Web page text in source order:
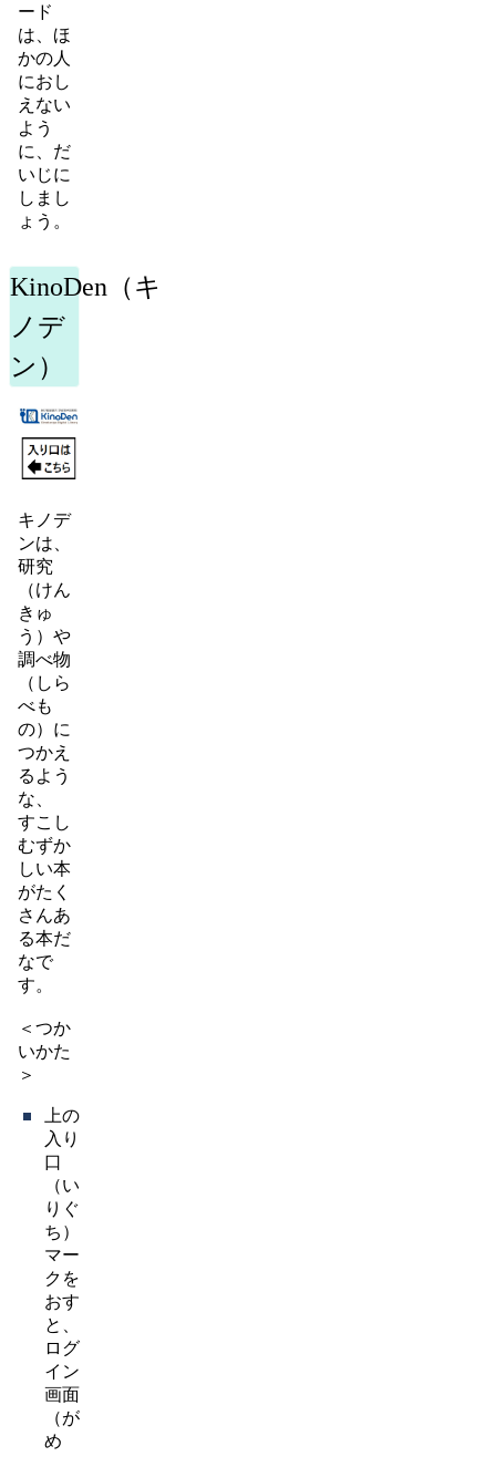
ード
は、ほ
かの人
におし
えない
よう
に、だ
いじに
しまし
ょう。
KinoDen（キ
ノデ
ン）
キノデ
ンは、
研究
（けん
きゅ
う）や
調べ物
（しら
べも
の）に
つかえ
るよう
な、
すこし
むずか
しい本
がたく
さんあ
る本だ
なで
す。
＜つか
いかた
＞
上の
入り
口
（い
りぐ
ち）
マー
クを
おす
と、
ログ
イン
画面
（が
め